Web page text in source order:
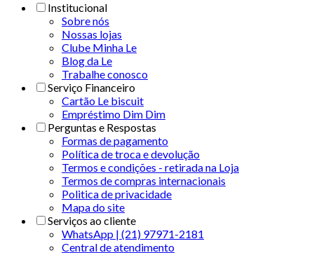
Institucional
Sobre nós
Nossas lojas
Clube Minha Le
Blog da Le
Trabalhe conosco
Serviço Financeiro
Cartão Le biscuit
Empréstimo Dim Dim
Perguntas e Respostas
Formas de pagamento
Política de troca e devolução
Termos e condições - retirada na Loja
Termos de compras internacionais
Politica de privacidade
Mapa do site
Serviços ao cliente
WhatsApp | (21) 97971-2181
Central de atendimento